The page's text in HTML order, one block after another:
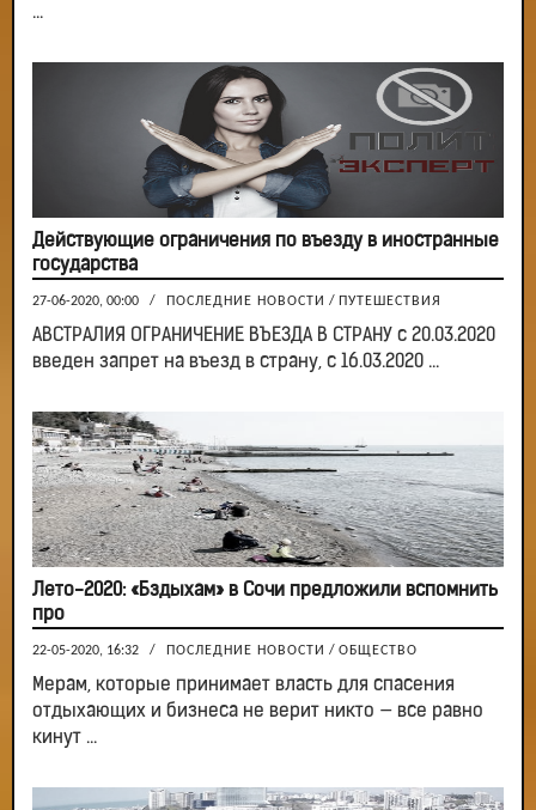
...
Действующие ограничения по въезду в иностранные
государства
27-06-2020, 00:00 / ПОСЛЕДНИЕ НОВОСТИ / ПУТЕШЕСТВИЯ
АВСТРАЛИЯ ОГРАНИЧЕНИЕ ВЪЕЗДА В СТРАНУ с 20.03.2020
введен запрет на въезд в страну, с 16.03.2020 ...
Лето-2020: «Бздыхам» в Сочи предложили вспомнить
про
22-05-2020, 16:32 / ПОСЛЕДНИЕ НОВОСТИ / ОБЩЕСТВО
Мерам, которые принимает власть для спасения
отдыхающих и бизнеса не верит никто — все равно
кинут ...